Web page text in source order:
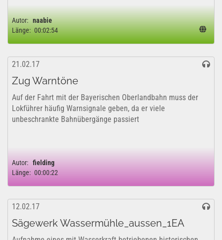
Autor: naabie
Länge: 00:02:54
21.02.17
Zug Warntöne
Auf der Fahrt mit der Bayerischen Oberlandbahn muss der
Lokführer häufig Warnsignale geben, da er viele
unbeschrankte Bahnübergänge passiert
Autor: fielding
Länge: 00:00:22
12.02.17
Sägewerk Wassermühle_aussen_1EA